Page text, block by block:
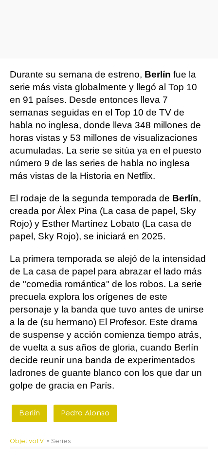
Durante su semana de estreno, Berlín fue la
serie más vista globalmente y llegó al Top 10
en 91 países. Desde entonces lleva 7
semanas seguidas en el Top 10 de TV de
habla no inglesa, donde lleva 348 millones de
horas vistas y 53 millones de visualizaciones
acumuladas. La serie se sitúa ya en el puesto
número 9 de las series de habla no inglesa
más vistas de la Historia en Netflix.
El rodaje de la segunda temporada de Berlín,
creada por Álex Pina (La casa de papel, Sky
Rojo) y Esther Martínez Lobato (La casa de
papel, Sky Rojo), se iniciará en 2025.
La primera temporada se alejó de la intensidad
de La casa de papel para abrazar el lado más
de "comedia romántica" de los robos. La serie
precuela explora los orígenes de este
personaje y la banda que tuvo antes de unirse
a la de (su hermano) El Profesor. Este drama
de suspense y acción comienza tiempo atrás,
de vuelta a sus años de gloria, cuando Berlín
decide reunir una banda de experimentados
ladrones de guante blanco con los que dar un
golpe de gracia en París.
Berlín Pedro Alonso
ObjetivoTV » Series